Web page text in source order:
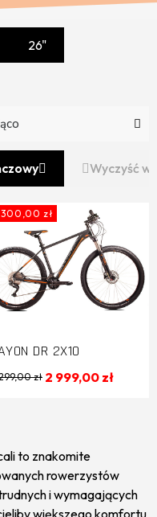
26"
Wyczyść
300,00 zł
DR 2X10
zł 2 999,00 zł
to znakomite
rowerzystów
i wymagających